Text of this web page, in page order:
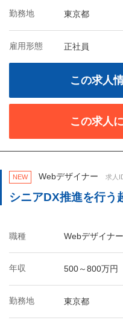
勤務地 東京都
雇用形態 正社員
この求人
この求人
NEW Webデザイナー 求人
シニアDX推進を行う
職種 Webデザイナ
年収 500～800万円
勤務地 東京都